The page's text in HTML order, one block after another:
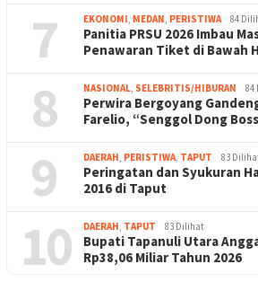
7 EKONOMI, MEDAN, PERISTIWA 84
Panitia PRSU 2026 Imbau
Penawaran Tiket di Bawah
8 NASIONAL, SELEBRITIS/HIBURAN 84
Perwira Bergoyang
Farelio, “Senggol Dong
9 DAERAH, PERISTIWA, TAPUT 83
Peringatan dan Syukuran
2016 di Taput
10 DAERAH, TAPUT 83 Dilihat
Bupati Tapanuli Utara
Rp38,06 Miliar Tahun 2026